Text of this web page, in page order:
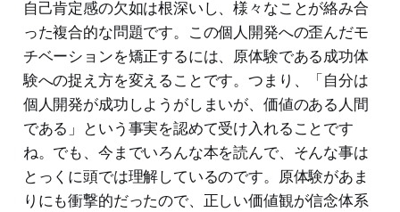
自己肯定感の欠如は根深いし、様々なことが絡み合
った複合的な問題です。この個人開発への歪んだモ
チベーションを矯正するには、原体験である成功体
験への捉え方を変えることです。つまり、「自分は
個人開発が成功しようがしまいが、価値のある人間
である」という事実を認めて受け入れることです
ね。でも、今までいろんな本を読んで、そんな事は
とっくに頭では理解しているのです。原体験があま
りにも衝撃的だったので、正しい価値観が信念体系